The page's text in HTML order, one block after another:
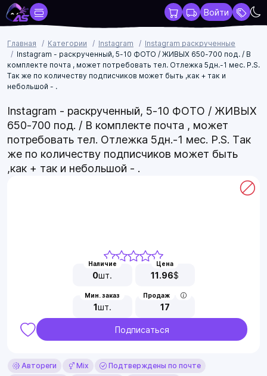
Войти
Главная Категории Instagram
Instagram раскрученные
Instagram - раскрученный, 5-10 ФОТО / ЖИВЫХ 650-700 под. / В
комплекте почта , может потребовать тел. Отлежка 5дн.-1 мес. P.S.
Так же по количеству подписчиков может быть ,как + так и
небольшой - .
Instagram - раскрученный, 5-10 ФОТО / ЖИВЫХ
650-700 под. / В комплекте почта , может
потребовать тел. Отлежка 5дн.-1 мес. P.S. Так
же по количеству подписчиков может быть
,как + так и небольшой - .
Наличие
0шт.
Цена
11.96$
Мин. заказ
1шт.
Продаж
17
Подписаться
Автореги Mix
Подтверждены по почте